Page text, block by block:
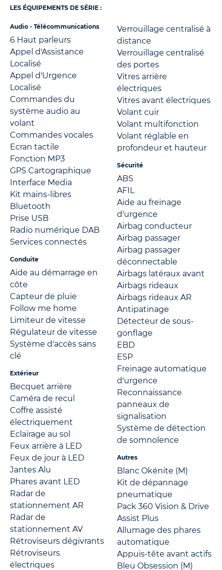
LES ÉQUIPEMENTS DE SÉRIE :
Audio - Télécommunications
6 Haut parleurs
Appel d'Assistance
Localisé
Appel d'Urgence
Localisé
Commandes du
système audio au
volant
Commandes vocales
Ecran tactile
Fonction MP3
GPS Cartographique
Interface Media
Kit mains-libres
Bluetooth
Prise USB
Radio numérique DAB
Services connectés
Conduite
Aide au démarrage en
côte
Capteur de pluie
Follow me home
Limiteur de vitesse
Régulateur de vitesse
Système d'accès sans
clé
Extérieur
Becquet arrière
Caméra de recul
Coffre assisté
électriquement
Eclairage au sol
Feux arrière à LED
Feux de jour à LED
Jantes Alu
Phares avant LED
Radar de
stationnement AR
Radar de
stationnement AV
Rétroviseurs dégivrants
Rétroviseurs
électriques
Verrouillage centralisé à
distance
Verrouillage centralisé
des portes
Vitres arrière
électriques
Vitres avant électriques
Volant cuir
Volant multifonction
Volant réglable en
profondeur et hauteur
Sécurité
ABS
AFIL
Aide au freinage
d'urgence
Airbag conducteur
Airbag passager
Airbag passager
déconnectable
Airbags latéraux avant
Airbags rideaux
Airbags rideaux AR
Antipatinage
Détecteur de sous-
gonflage
EBD
ESP
Freinage automatique
d'urgence
Reconnaissance
panneaux de
signalisation
Système de détection
de somnolence
Autres
Blanc Okénite (M)
Kit de dépannage
pneumatique
Pack 360 Vision & Drive
Assist Plus
Allumage des phares
automatique
Appuis-tête avant actifs
Bleu Obsession (M)